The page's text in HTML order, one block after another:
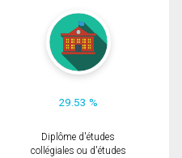
29.53 %
Diplôme d'études
collégiales ou d'études